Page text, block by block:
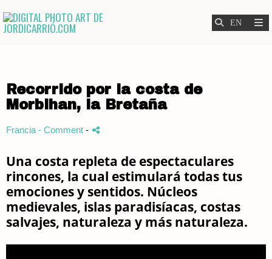
Recorrido por la costa de
Morbihan, la Bretaña
Francia - Comment -
Una costa repleta de espectaculares
rincones, la cual estimulará todas tus
emociones y sentidos. Núcleos
medievales, islas paradisíacas, costas
salvajes, naturaleza y más naturaleza.